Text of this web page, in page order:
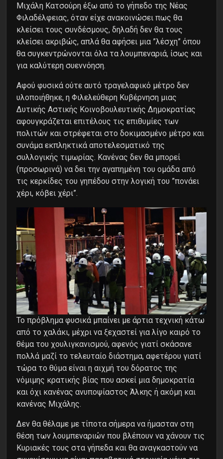
Μιχάλη Κατσούρη έξω από το γήπεδο της Νέας
Φιλαδέλφειας, όταν είχε ανακοινώσει πως θα
κλείσει τους συνδέσμους, δηλαδή δεν θα τους
κλείσει ακριβώς, απλά θα αφήσει μια ”λέσχη” όπου
θα συγκεντρώνονται όλα τα λουμπεναριά, ίσως και
για καλύτερη συεννόηση.
Αφού φυσικά ούτε αυτό τραγελαφικό μέτρο δεν
υλοποιήθηκε, η Φιλελεύθερη Κυβέρνηση μιας
Δυτικής Αστικής Κοινοβουλευτικής Δημοκρατίας
αφουγκράζεται επιτέλους τις επιθυμίες των
πολιτών και στρέφεται στο δοκιμασμένο μέτρο και
συνάμα εκπληκτικά αποτελεσματικό της
συλλογικής τιμωρίας. Κανένας δεν θα μπορεί
(προσωρινά) να δει την αγαπημένη του ομάδα από
τις κερκίδες του γηπέδου στην λογική του ”πονάει
χέρι, κόβει χέρι”.
Το πρόβλημα φυσικά μπαίνει με άρτια τεχνική κάτω
από το χαλάκι, μέχρι να ξεχαστεί για λίγο καιρό το
θέμα του χουλιγκανισμού, αφενός γιατί σκάσανε
πολλά μαζί το τελευταίο διάστημα, αφετέρου γιατί
τώρα το θύμα είναι η αιχμή του δόρατος της
νόμιμης κρατικής βίας που ασκεί μια δημοκρατία
και όχι κανένας ανυποψίαστος Άλκης ή ακόμη και
κανένας Μιχάλης.
Δεν θα θέλαμε με τίποτα σήμερα να ήμασταν στη
θέση των λουμπεναριών που βλέπουν να χάνουν τις
Κυριακές τους στα γήπεδα και θα αναγκαστούν να